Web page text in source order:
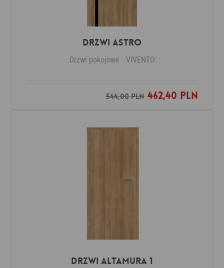
Drzwi ASTRO
Drzwi pokojowe VIVENTO
544,00 PLN462,40 PLN
Dodaj do ulubionych
Drzwi Altamura 1